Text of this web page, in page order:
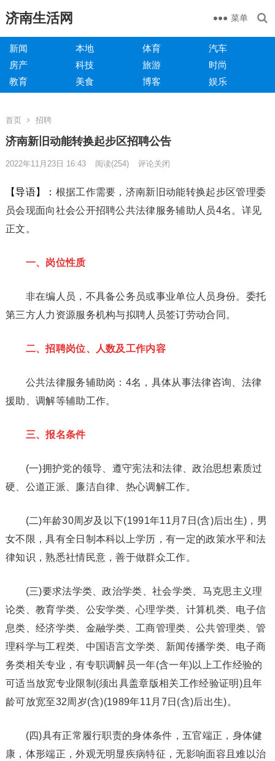
济南生活网 菜单
新闻 本地 体育
汽车
房产
科技 旅游
时尚
教育
美食 博客 娱乐
首页 招聘
济南新旧动能转换起步区招聘公告
2022年11月23日 16:43 阅读(254) 评论关闭
【导语】： 根据工作需要，济南新旧动能转换起步区管理委
员会现面向社会公开招聘公共法律服务辅助人员4名。详见
正文。
一、岗位性质
非在编人员，不具备公务员或事业单位人员身份。委托
第三方人力资源服务机构与拟聘人员签订劳动合同。
二、招聘岗位、人数及工作内容
公共法律服务辅助岗：4名，具体从事法律咨询、法律
援助、调解等辅助工作。
三、报名条件
(一)拥护党的领导、遵守宪法和法律、政治思想素质过
硬、公道正派、廉洁自律、热心调解工作。
(二)年龄30周岁及以下(1991年11月7日(含)后出生)，男
女不限，具有全日制本科以上学历，有一定的政策水平和法
律知识，熟悉社情民意，善于做群众工作。
(三)要求法学类、政治学类、社会学类、马克思主义理
论类、教育学类、公安学类、心理学类、计算机类、电子信
息类、经济学类、金融学类、工商管理类、公共管理类、管
理科学与工程类、中国语言文学类、新闻传播学类、电子商
务类相关专业，有专职调解员一年(含一年)以上工作经验的
可适当放宽专业限制(须出具盖章版相关工作经验证明)且年
龄可放宽至32周岁(含)(1989年11月7日(含)后出生)。
(四)具有正常履行职责的身体条件，五官端正，身体健
康，体形端正，外观无明显疾病特征，无影响面容且难以治